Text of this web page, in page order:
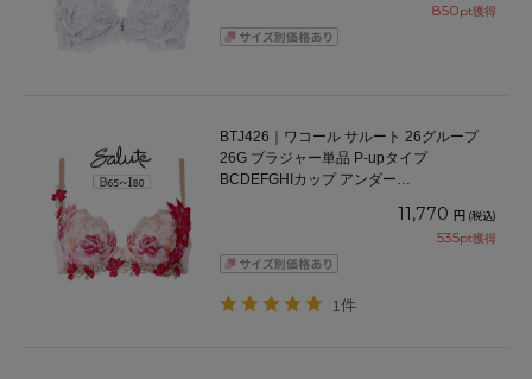
850pt獲得
BTJ426｜ワコール サルート 26グループ
26G ブラジャー単品 P-upタイプ
BCDEFGHIカップ アンダー
11,770 円 (税込)
535pt獲得
1件